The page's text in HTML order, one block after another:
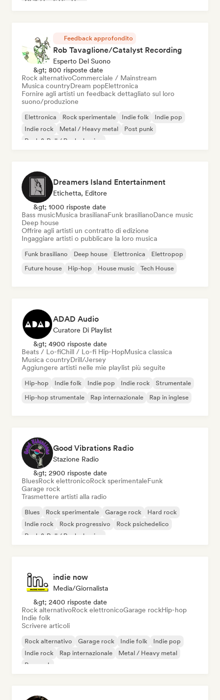
Chill / Lo-fi Hip-Hop
Feedback approfondito
Rob Tavaglione/Catalyst Recording
Esperto Del Suono
&gt; 800 risposte date
Rock alternativoCommerciale / Mainstream
Musica countryDream popElettronica
Fornire agli artisti un feedback dettagliato sul loro
suono/produzione
Elettronica Rock sperimentale Indie folk
Indie pop
Indie rock
Metal / Heavy metal
Post punk
Rock & Roll / Rock classico
Dreamers Island Entertainment
Etichetta, Editore
&gt; 1000 risposte date
Bass musicMusica brasilianaFunk brasilianoDance music
Deep house
Offrire agli artisti un contratto di edizione
Ingaggiare artisti o pubblicare la loro musica
Funk brasiliano Deep house Elettronica
Elettropop
Future house
Hip-hop House music Tech House
ADAD Audio
Curatore Di Playlist
&gt; 4900 risposte date
Beats / Lo-fiChill / Lo-fi Hip-HopMusica classica
Musica countryDrill/Jersey
Aggiungere artisti nelle mie playlist più seguite
Hip-hop Indie folk Indie pop Indie rock
Strumentale
Hip-hop strumentale
Rap internazionale Rap in inglese
Good Vibrations Radio
Stazione Radio
&gt; 2900 risposte date
BluesRock elettronicoRock sperimentaleFunk
Garage rock
Trasmettere artisti alla radio
Blues Rock sperimentale Garage rock
Hard rock
Indie rock
Rock progressivo
Rock psichedelico
Rock & Roll / Rock classico
indie now
Media/Giornalista
&gt; 2400 risposte date
Rock alternativoRock elettronicoGarage rockHip-hop
Indie folk
Scrivere articoli
Rock alternativo Garage rock Indie folk
Indie pop
Indie rock
Rap internazionale
Metal / Heavy metal
Pop rock